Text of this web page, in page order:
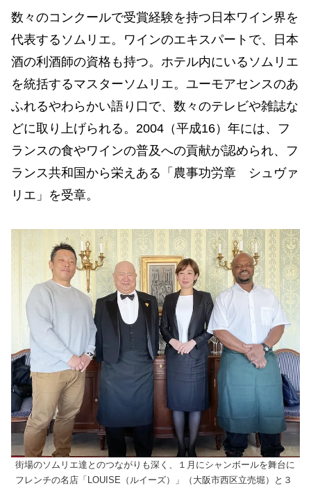
数々のコンクールで受賞経験を持つ日本ワイン界を
代表するソムリエ。ワインのエキスパートで、日本
酒の利酒師の資格も持つ。ホテル内にいるソムリエ
を統括するマスターソムリエ。ユーモアセンスのあ
ふれるやわらかい語り口で、数々のテレビや雑誌な
どに取り上げられる。2004（平成16）年には、フ
ランスの食やワインの普及への貢献が認められ、フ
ランス共和国から栄えある「農事功労章 シュヴァ
リエ」を受章。
街場のソムリエ達とのつながりも深く、１月にシャンボールを舞台に
フレンチの名店「LOUISE（ルイーズ）」（大阪市西区立売堀）と３